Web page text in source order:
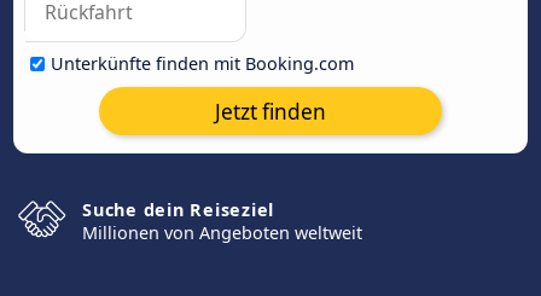
Unterkünfte finden mit Booking.com
Jetzt finden
Suche dein Reiseziel
Millionen von Angeboten weltweit